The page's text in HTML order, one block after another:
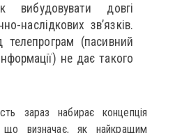
вибудовувати довгі
наслідкових зв’язків.
телепрограм (пасивний
не дає такого
зараз набирає концепція
що визначає, як найкращим